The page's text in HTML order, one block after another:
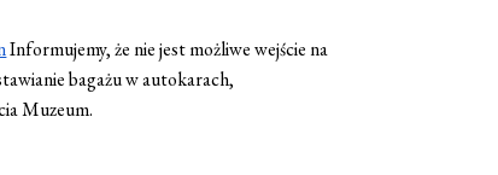
Informujemy, że nie jest możliwe wejście na
bagażu w autokarach,
Muzeum.